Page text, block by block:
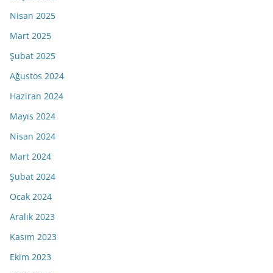
Nisan 2025
Mart 2025
Şubat 2025
Ağustos 2024
Haziran 2024
Mayıs 2024
Nisan 2024
Mart 2024
Şubat 2024
Ocak 2024
Aralık 2023
Kasım 2023
Ekim 2023